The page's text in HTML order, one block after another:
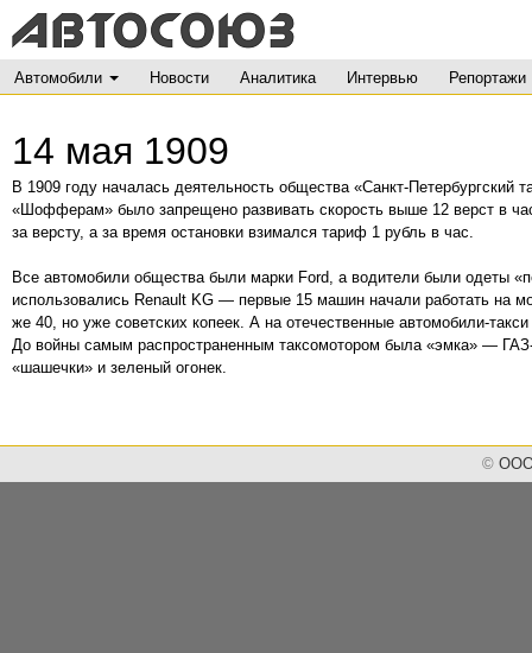
Автомобили Новости Аналитика Интервью Репортажи
14 мая 1909
В 1909 году началась деятельность общества «Санкт-
«Шофферам» было запрещено развивать скорость выше 12 верст в
за версту, а за время остановки взимался тариф 1 рубль в час.
Все автомобили общества были марки Ford, а водители были одеты
использовались Renault KG — первые 15 машин начали работать на
же 40, но уже советских копеек. А на отечественные автомобили-
До войны самым распространенным таксомотором была «эмка» —
«шашечки» и зеленый огонек.
© ООО